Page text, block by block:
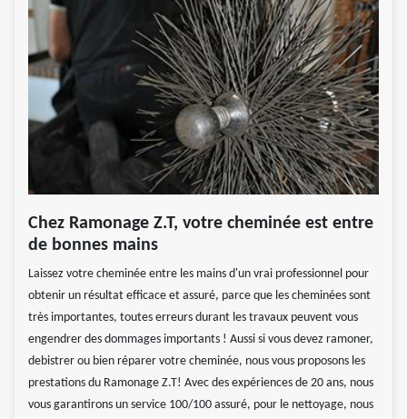
Chez Ramonage Z.T, votre cheminée est entre
de bonnes mains
Laissez votre cheminée entre les mains d'un vrai professionnel pour
obtenir un résultat efficace et assuré, parce que les cheminées sont
très importantes, toutes erreurs durant les travaux peuvent vous
engendrer des dommages importants ! Aussi si vous devez ramoner,
debistrer ou bien réparer votre cheminée, nous vous proposons les
prestations du Ramonage Z.T! Avec des expériences de 20 ans, nous
vous garantirons un service 100/100 assuré, pour le nettoyage, nous